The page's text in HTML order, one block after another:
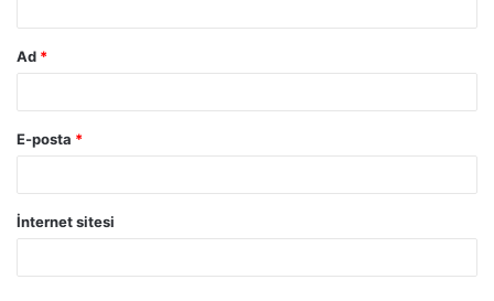
Ad *
E-posta *
İnternet sitesi